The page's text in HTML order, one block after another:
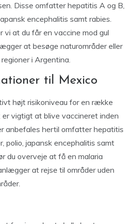
Disse omfatter hepatitis A og B,
encephalitis samt rabies.
vi at du får en vaccine mod gul
at besøge naturområder eller
i Argentina.
til Mexico
højt risikoniveau for en række
vigtigt at blive vaccineret inden
anbefales hertil omfatter hepatitis
polio, japansk encephalitis samt
du overveje at få en malaria
at rejse til områder uden